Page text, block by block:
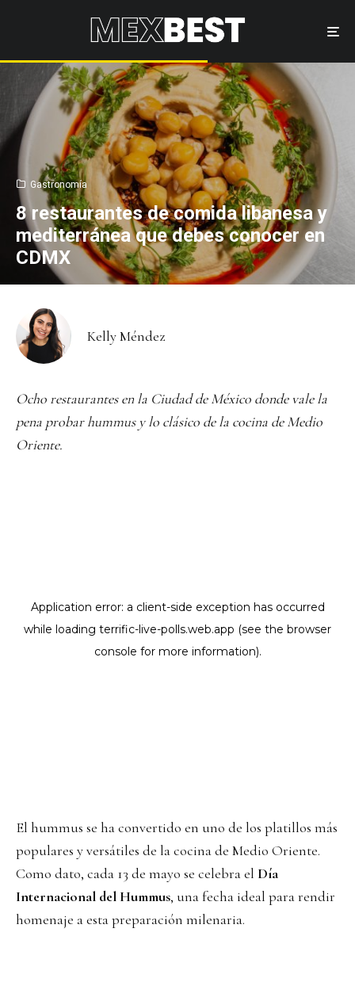
Gastronomía
8 restaurantes de comida libanesa y
mediterránea que debes conocer en
CDMX
Kelly Méndez
Ocho restaurantes en la Ciudad de México donde vale la
pena probar hummus y lo clásico de la cocina de Medio
Oriente.
El hummus se ha convertido en uno de los platillos más
populares y versátiles de la cocina de Medio Oriente.
Como dato, cada 13 de mayo se celebra el Día
Internacional del Hummus, una fecha ideal para rendir
homenaje a esta preparación milenaria.